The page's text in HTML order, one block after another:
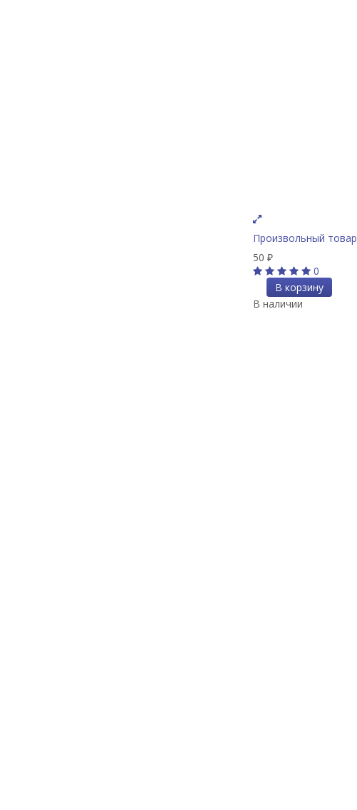
Произвольный товар
50 ₽
0
В корзину
В наличии